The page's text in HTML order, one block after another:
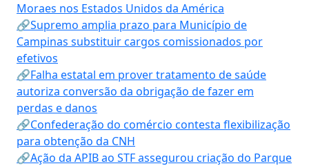
Moraes nos Estados Unidos da América
🔗Supremo amplia prazo para Município de
Campinas substituir cargos comissionados por
efetivos
🔗Falha estatal em prover tratamento de saúde
autoriza conversão da obrigação de fazer em
perdas e danos
🔗Confederação do comércio contesta flexibilização
para obtenção da CNH
🔗Ação da APIB ao STF assegurou criação do Parque